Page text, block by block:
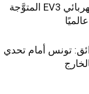
الـدفع الرباعي الكهربائي EV3 المتوَّجة
تونس أمام تحدي